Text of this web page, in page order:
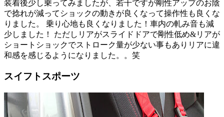
装着後少し乗ってみましたが、若干ですが剛性アップのお陰
で捻れが減ってショックの動きが良くなって操作性も良くな
りました。 乗り心地も良くなりました！車内の軋み音も減
少しました！ ただしリアがスライドドアで剛性低め&リアが
ショートショックでストローク量が少ない事もありリアに違
和感を感じるようになりました。。笑
スイフトスポーツ